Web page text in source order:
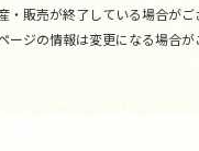
販売が終了している場合がご
ジの情報は変更になる場合が